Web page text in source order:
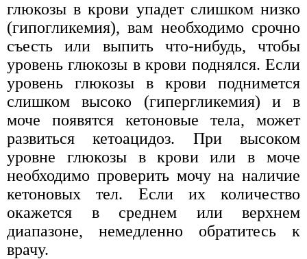
глюкозы в крови упадет слишком низко
(гипогликемия), вам необходимо срочно
съесть или выпить что-нибудь, чтобы
уровень глюкозы в крови поднялся. Если
уровень глюкозы в крови поднимется
слишком высоко (гипергликемия) и в
моче появятся кетоновые тела, может
развиться кетоацидоз. При высоком
уровне глюкозы в крови или в моче
необходимо проверить мочу на наличие
кетоновых тел. Если их количество
окажется в среднем или верхнем
диапазоне, немедленно обратитесь к
врачу.